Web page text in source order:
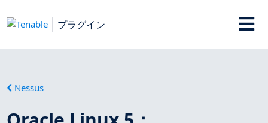
プラグイン
Nessus